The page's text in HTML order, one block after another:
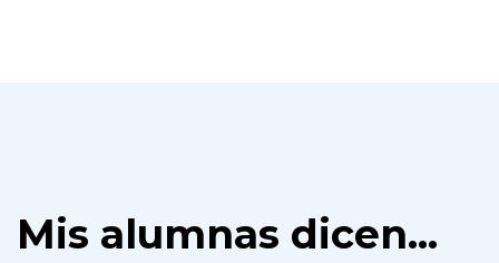
Mis alumnas dicen...